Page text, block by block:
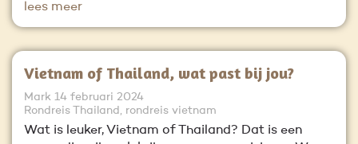
lees meer
Vietnam of Thailand, wat past bij jou?
Mark 14 februari 2024
Rondreis Thailand, rondreis vietnam
Wat is leuker, Vietnam of Thailand? Dat is een